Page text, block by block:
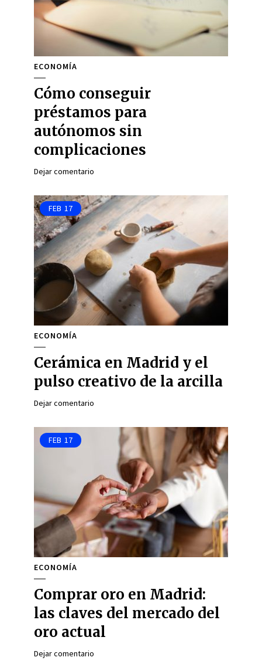
ECONOMÍA
Cómo conseguir
préstamos para
autónomos sin
complicaciones
Dejar comentario
FEB 17
ECONOMÍA
Cerámica en Madrid y el
pulso creativo de la arcilla
Dejar comentario
FEB 17
ECONOMÍA
Comprar oro en Madrid:
las claves del mercado del
oro actual
Dejar comentario